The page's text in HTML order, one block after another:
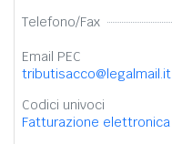
Telefono/Fax
Email PEC
tributisacco@legalmail.it
Codici univoci
Fatturazione elettronica